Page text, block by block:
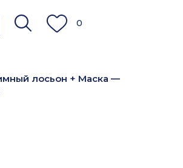
0
лосьон + Маска —